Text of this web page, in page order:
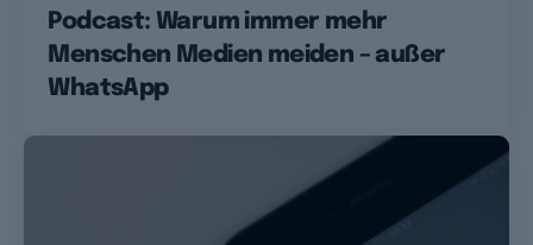
Podcast: Warum immer mehr
Menschen Medien meiden – außer
WhatsApp